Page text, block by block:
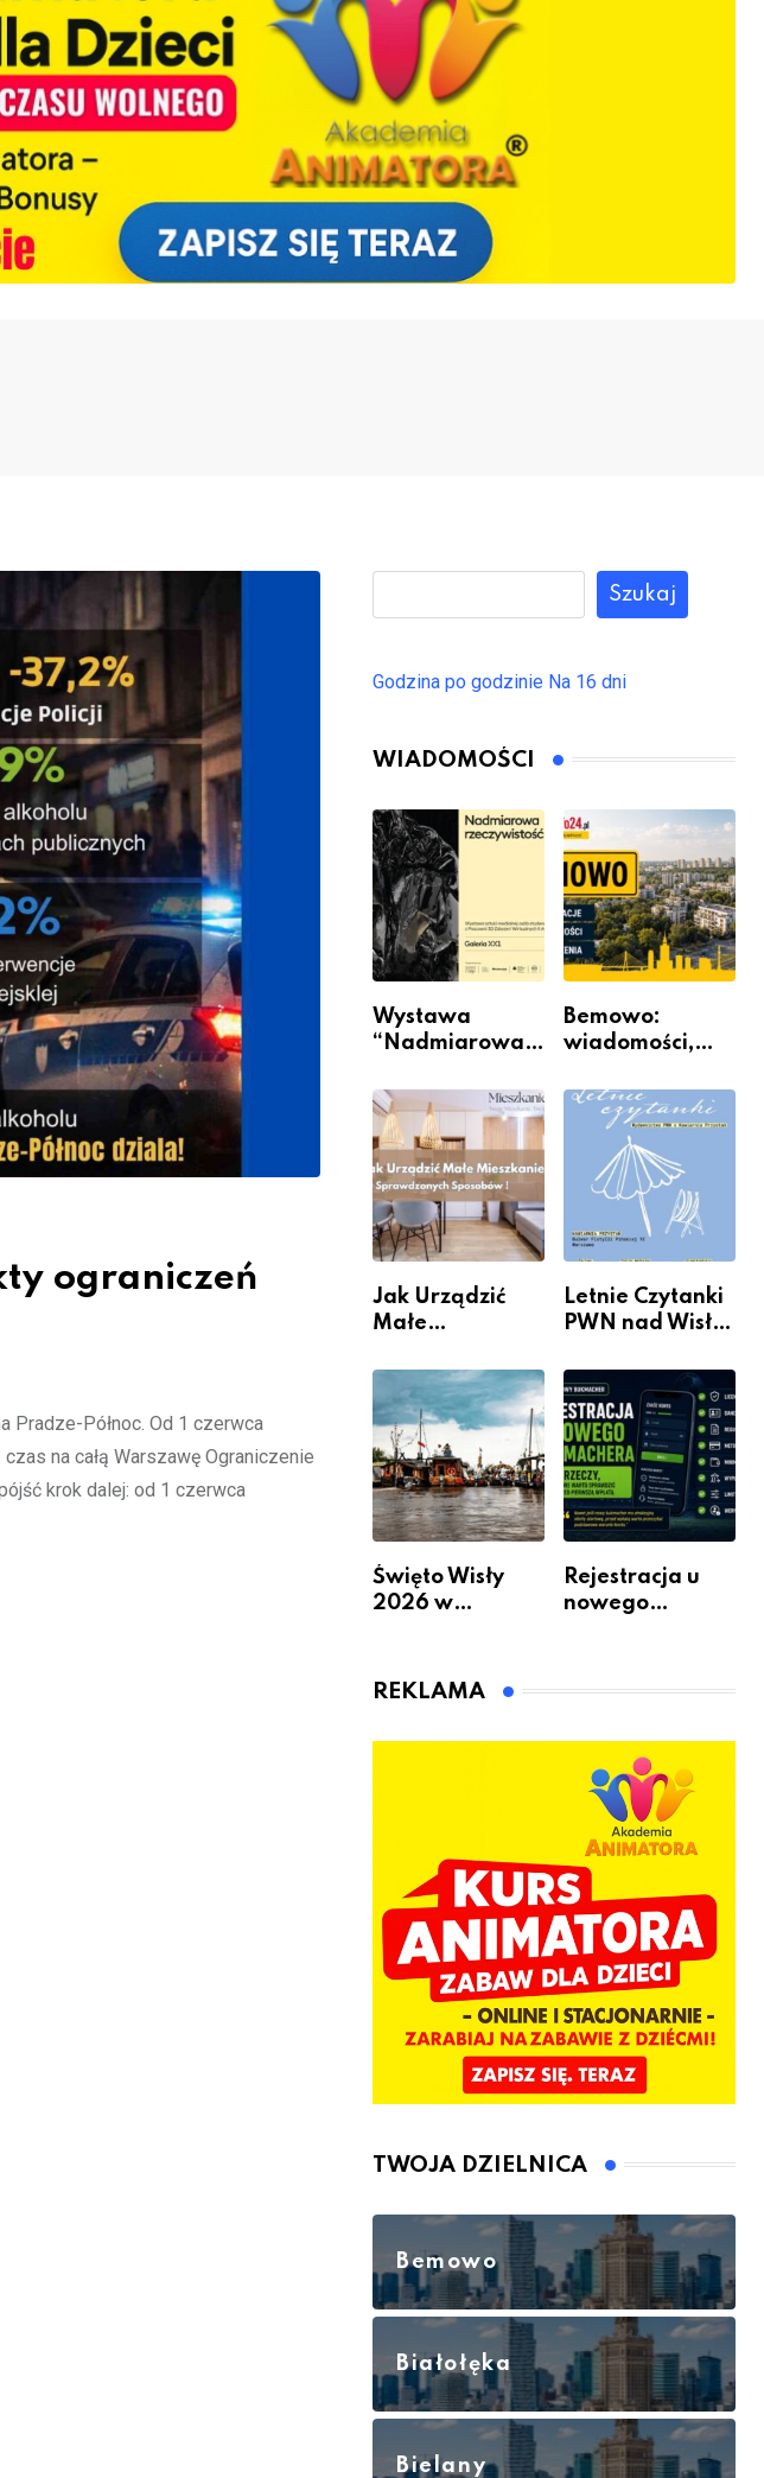
ograniczeń
Pradze-Północ. Od 1 czerwca
na całą Warszawę Ograniczenie
krok dalej: od 1 czerwca
Szukaj
Godzina po godzinie Na 16 dni
WIADOMOŚCI
Wystawa
“Nadmiarowa
w Galerii XX1
Bemowo:
wiadomości,
wydarzenia z
dzielnicy
Jak Urządzić
Małe
Sposobów Na
Więcej
Przestrzeni Bez
Kosztownego
Remontu
Letnie Czytanki
PWN nad Wisłą.
książką, kawą i
chwilą dla
siebie
Święto Wisły
2026 w
się będzie działo
Rejestracja u
nowego
wpłatą
REKLAMA
TWOJA DZIELNICA
Bemowo
Białołęka
Bielany